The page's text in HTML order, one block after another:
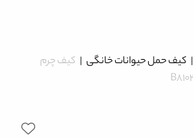
کیف حمل حیوانات خانگی| کیف چرم